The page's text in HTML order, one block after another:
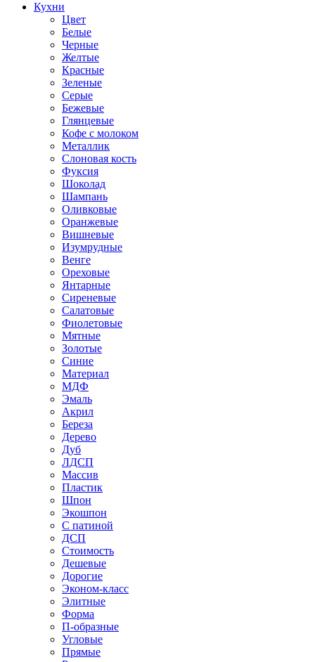
Кухни
Цвет
Белые
Черные
Желтые
Красные
Зеленые
Серые
Бежевые
Глянцевые
Кофе с молоком
Металлик
Слоновая кость
Фуксия
Шоколад
Шампань
Оливковые
Оранжевые
Вишневые
Изумрудные
Венге
Ореховые
Янтарные
Сиреневые
Салатовые
Фиолетовые
Мятные
Золотые
Синие
Материал
МДФ
Эмаль
Акрил
Береза
Дерево
Дуб
ЛДСП
Массив
Пластик
Шпон
Экошпон
С патиной
ДСП
Стоимость
Дешевые
Дорогие
Эконом-класс
Элитные
Форма
П-образные
Угловые
Прямые